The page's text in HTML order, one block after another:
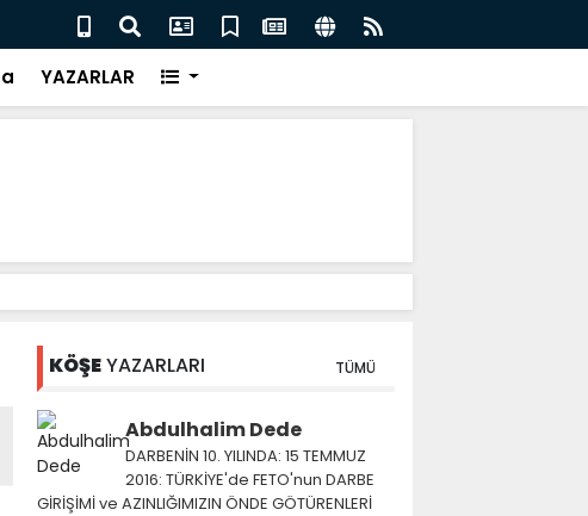
insanları yeni pandemi için erken uyarı yöntemi geliştirdi
YAZARLAR
KÖŞEYAZARLARI TÜMÜ
Abdulhalim Dede
DARBENİN 10. YILINDA: 15 TEMMUZ
2016: TÜRKİYE'de FETO'nun DARBE
GİRİŞİMİ ve AZINLIĞIMIZIN ÖNDE GÖTÜRENLERİ